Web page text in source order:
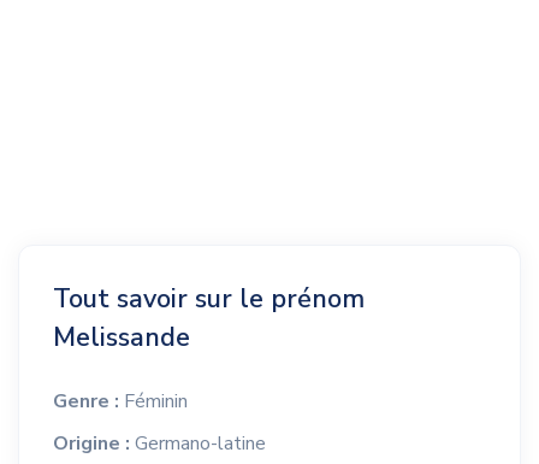
Tout savoir sur le prénom
Melissande
Genre : Féminin
Origine : Germano-latine